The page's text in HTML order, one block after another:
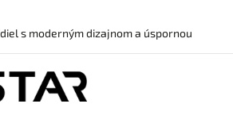
s moderným dizajnom a úspornou